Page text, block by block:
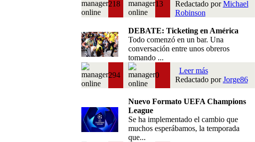
218 13
Redactado porMichael
Robinson
DEBATE: Ticketing en América
Todo comenzó en un bar. Una
conversación entre unos obreros
tomando ...
294 0
Leer más
Redactado porJorge86
Nuevo Formato UEFA Champions
League
Se ha implementado el cambio que
muchos esperábamos, la temporada
que...